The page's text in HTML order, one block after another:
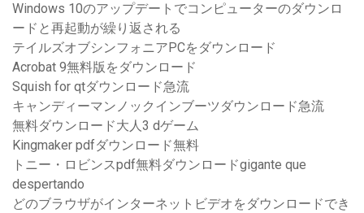
Windows 10のアップデートでコンピューターのダウンロ
ードと再起動が繰り返される
テイルズオブシンフォニアPCをダウンロード
Acrobat 9無料版をダウンロード
Squish for qtダウンロード急流
キャンディーマンノックインブーツダウンロード急流
無料ダウンロード大人3 dゲーム
Kingmaker pdfダウンロード無料
トニー・ロビンスpdf無料ダウンロードgigante que
despertando
どのブラウザがインターネットビデオをダウンロードでき